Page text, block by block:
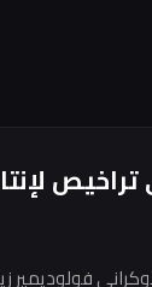
فولوديمير